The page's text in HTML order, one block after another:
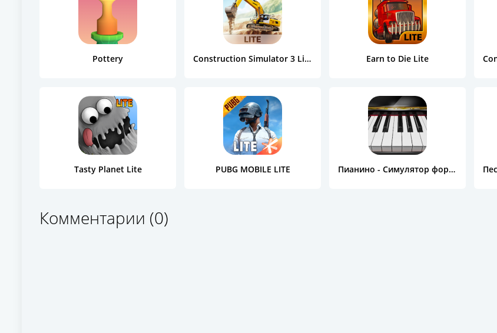
Pottery Construction Simulator 3 Lite Earn to Die Lite
Tasty Planet Lite PUBG MOBILE LITE Пианино - Симулятор фортепиано, музыка и 2 игры
Комментарии (0)